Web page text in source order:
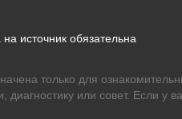
источник обязательна
только для
или совет. Если у